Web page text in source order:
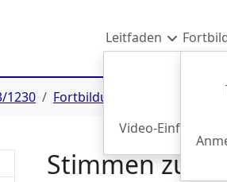
Leitfaden
Video-Einführung
1230 Fortbildung
Stimmen zur